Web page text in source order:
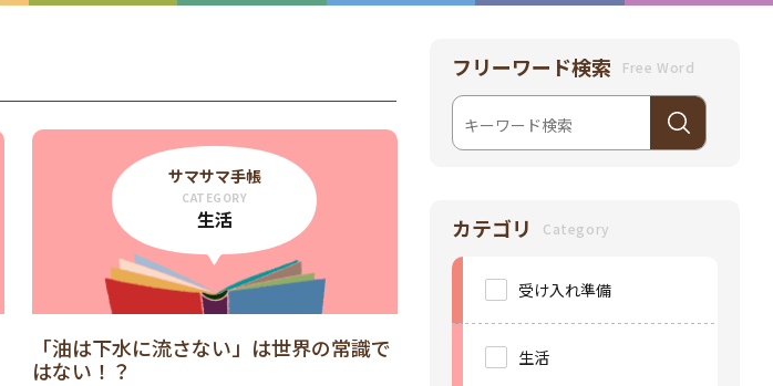
サマサマ手帳
CATEGORY
生活
「油は下水に流さない」は世界の常識で
はない！？
フリーワード検索 Free Word
カテゴリ Category
受け入れ準備
生活